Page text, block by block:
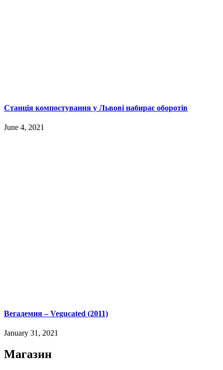
Станція компостування у Львові набирає оборотів
June 4, 2021
Вегадемия – Vegucated (2011)
January 31, 2021
Магазин